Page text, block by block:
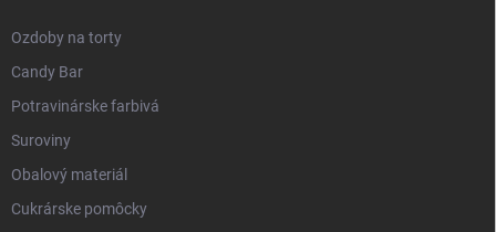
Ozdoby na torty
Candy Bar
Potravinárske farbivá
Suroviny
Obalový materiál
Cukrárske pomôcky